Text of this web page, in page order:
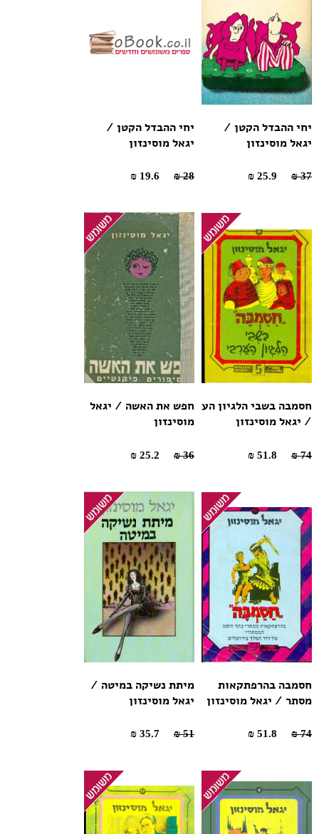
יחי ההבדל הקטן /
יגאל מוסינזון
37 ₪
יחי ההבדל הקטן /
יגאל מוסינזון
28 ₪
חסמבה בשבי הלגיון הע
/ יגאל מוסינזון
74 ₪
חפש את האשה / יגאל
מוסינזון
36 ₪
חסמבה בהרפתקאות
מסתר / יגאל מוסינזון
74 ₪
מיתת נשיקה במיטה /
יגאל מוסינזון
51 ₪